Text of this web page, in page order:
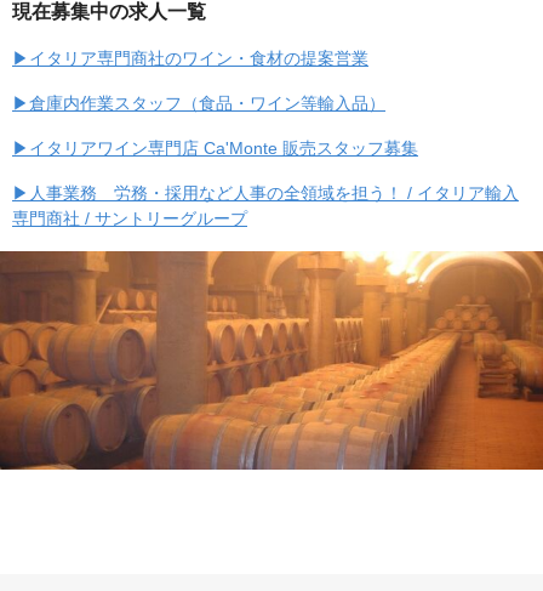
現在募集中の求人一覧
▶イタリア専門商社のワイン・食材の提案営業
▶倉庫内作業スタッフ（食品・ワイン等輸入品）
▶イタリアワイン専門店 Ca'Monte 販売スタッフ募集
▶人事業務＿労務・採用など人事の全領域を担う！ / イタリア輸入
専門商社 / サントリーグループ